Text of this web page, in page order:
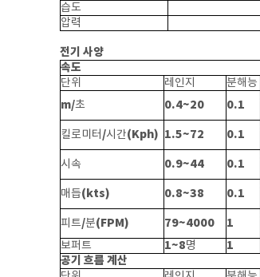
습도
압력
전기 사양
속도
단위 레인지 분해능
m/초 0.4~20 0.1
킬로미터 /시간(Kph) 1.5~72 0.1
시속 0.9~44 0.1
매듭(kts) 0.8~38 0.1
피트/분(FPM) 79~4000 1
보퍼트 1~8명 1
공기 흐름 계산